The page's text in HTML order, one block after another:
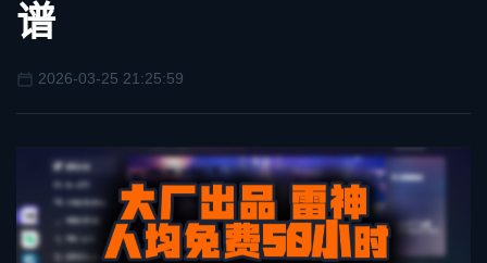
谱
2026-03-25 21:25:59